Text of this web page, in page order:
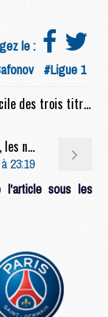
le :
#Ligue 1
Match : Luis Enrique : « Le plus difficile des trois titres »
Match : Safonov invincible, Barcola en perdition, les notes de Lens/PSG (0-2)
23:19
l'article sous les